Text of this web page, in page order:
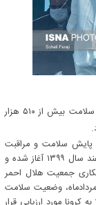
رییس سازمان امداد و نجات جمعیت هلال احمر از پایش سلامت بیش از ۵۱۰ هزار
پایش سلامت و مراقبت
بهداشتی مسافران ورودی به کشور که از روزهای پایانی اسفند سال ۱۳۹۹ آغاز شده و
جمعیت هلال احمر
با وزارت بهداشت در حال اجراست تا صبح امروز ۱۴ مردادماه، وضعیت سلامت